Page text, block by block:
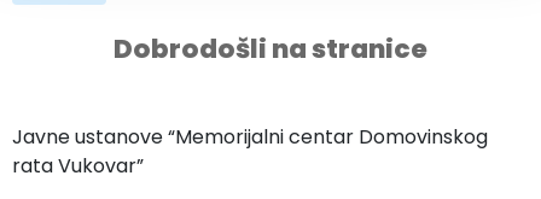
Dobrodošli na stranice
Javne ustanove “Memorijalni centar Domovinskog
rata Vukovar”